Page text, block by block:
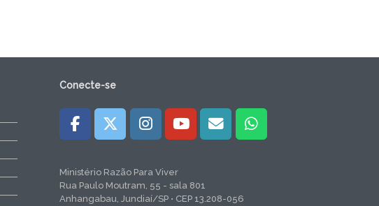
Conecte-se
Ministério Razão Para Viver
Rua Paulo Moutram, 55 - sala 801
Anhangabau, Jundiaí/SP • CEP 13.208-056